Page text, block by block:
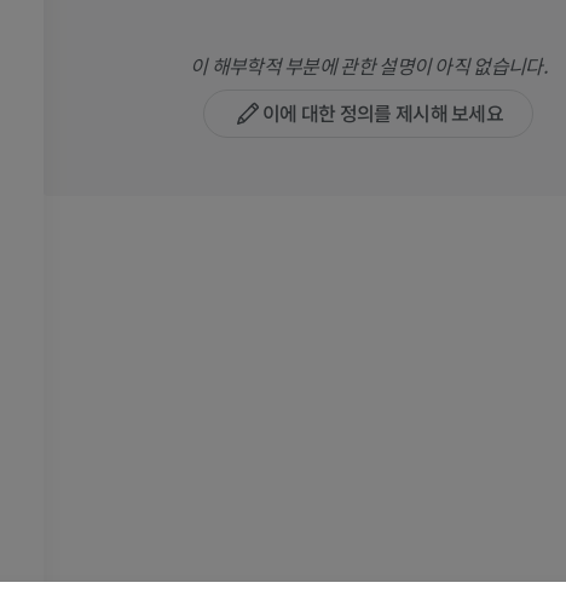
이 해부학적 부분에 관한 설명이 아직 없습니다.
이에 대한 정의를 제시해 보세요
방사선 사진